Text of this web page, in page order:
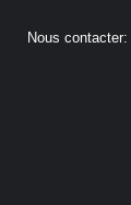
Nous contacter: